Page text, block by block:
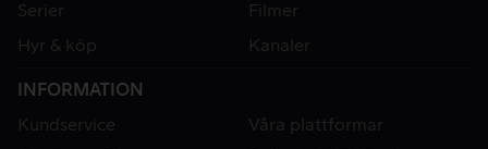
Serier
Filmer
Hyr & köp
Kanaler
INFORMATION
Kundservice
Våra plattformar